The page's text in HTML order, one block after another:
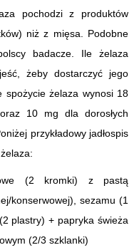
pochodzi z produktów
niż z mięsa. Podobne
badacze. Ile żelaza
żeby dostarczyć jego
spożycie żelaza wynosi 18
10 mg dla dorosłych
przykładowy jadłospis
(2 kromki) z pastą
konserwowej), sezamu (1
plastry) + papryka świeża
(2/3 szklanki)